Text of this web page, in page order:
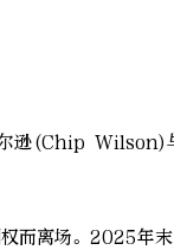
(Chip Wilson)与
离场。2025年末